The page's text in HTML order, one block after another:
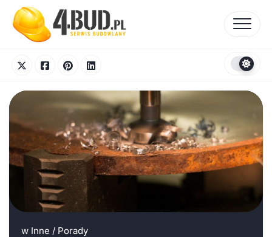
content
w Inne / Porady